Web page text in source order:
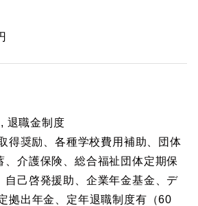
退職金制度
得奨励、各種学校費用補助、団体
、介護保険、総合福祉団体定期保
自己啓発援助、企業年金基金、デ
拠出年金、定年退職制度有（60